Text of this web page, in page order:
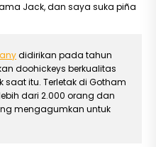
Jack, dan saya suka piña
didirikan pada tahun
doohickeys berkualitas
itu. Terletak di Gotham
dari 2.000 orang dan
mengagumkan untuk